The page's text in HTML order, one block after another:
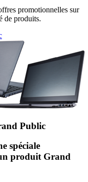
promotionnelles sur
de produits.
Public
spéciale
produit Grand